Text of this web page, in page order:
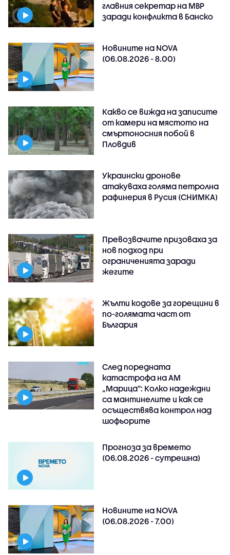
главния секретар на МВР
заради конфликта в Банско
Новините на NOVA
(06.08.2026 - 8.00)
Какво се вижда на записите
от камери на мястото на
смъртоносния побой в
Пловдив
Украински дронове
атакуваха голяма петролна
рафинерия в Русия (СНИМКА)
Превозвачите призоваха за
нов подход при
ограниченията заради
жегите
Жълти кодове за горещини в
по-голямата част от
България
След поредната
катастрофа на АМ
„Марица”: Колко надеждни
са мантинелите и как се
осъществява контрол над
шофьорите
Прогноза за времето
(06.08.2026 - сутрешна)
Новините на NOVA
(06.08.2026 - 7.00)